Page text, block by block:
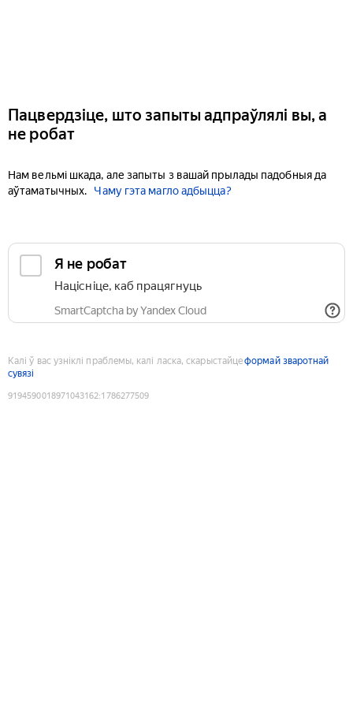
Пацвердзіце, што запыты адпраўлялі вы, а
не робат
Нам вельмі шкада, але запыты з вашай прылады падобныя да
аўтаматычных.
Чаму гэта магло адбыцца?
Я не робат
Націсніце, каб працягнуць
SmartCaptcha by Yandex Cloud
Калі ў вас узніклі праблемы, калі ласка, скарыстайцеформай зваротнай
сувязі
9194590018971043162:1786277509